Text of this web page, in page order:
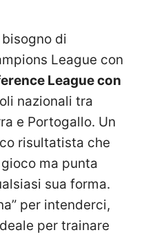
bisogno di
League con
League con
nazionali tra
e Portogallo. Un
risultatista che
ma punta
sua forma.
per intenderci,
per trainare